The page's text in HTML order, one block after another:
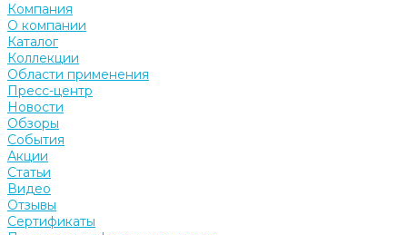
Компания
О компании
Каталог
Коллекции
Области применения
Пресс-центр
Новости
Обзоры
События
Акции
Статьи
Видео
Отзывы
Сертификаты